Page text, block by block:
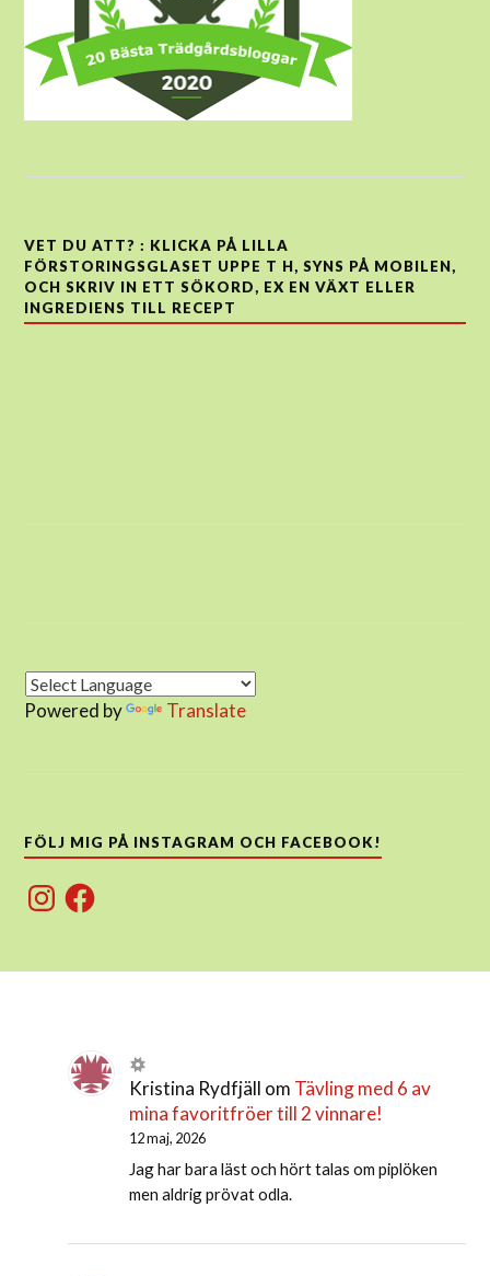
VET DU ATT? : KLICKA PÅ LILLA
FÖRSTORINGSGLASET UPPE T H, SYNS PÅ MOBILEN,
OCH SKRIV IN ETT SÖKORD, EX EN VÄXT ELLER
INGREDIENS TILL RECEPT
Powered by Translate
FÖLJ MIG PÅ INSTAGRAM OCH FACEBOOK!
InstagramFacebook
Kristina Rydfjäll om Tävling med 6 av
mina favoritfröer till 2 vinnare!
12 maj, 2026
Jag har bara läst och hört talas om piplöken
men aldrig prövat odla.